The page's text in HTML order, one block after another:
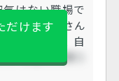
気はない職場で
です。 店長さん
があるので、 自
子も当たり障り
だけます